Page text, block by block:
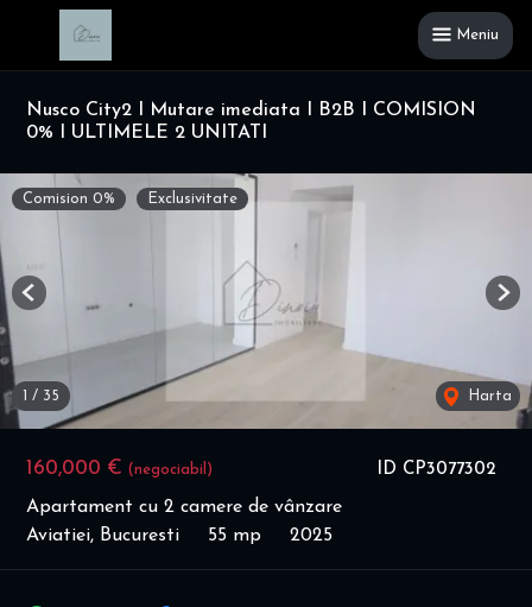
Meniu
Nusco City2 I Mutare imediata I B2B I COMISION
0% I ULTIMELE 2 UNITATI
ID CP3077302
160,000 € (negociabil)
Apartament cu 2 camere de vânzare
Aviatiei, Bucuresti
55 mp 2025
Comision 0% Exclusivitate
1 / 35 Harta
Previous